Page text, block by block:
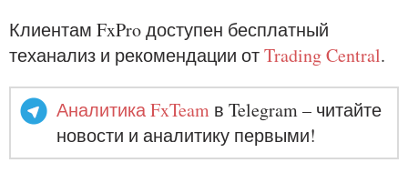
Клиентам FxPro доступен бесплатный
теханализ и рекомендации отTrading Central.
Аналитика FxTeam в Telegram – читайте
новости и аналитику первыми!